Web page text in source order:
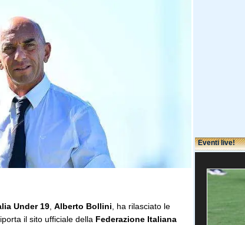
Under 19 Alberto Bollini , ha rilasciato le
il sito ufficiale della Federazione Italiana
Eventi live!